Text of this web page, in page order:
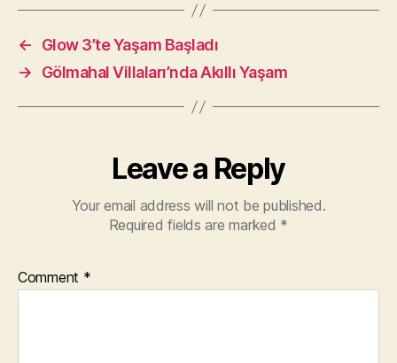
←
Glow 3’te Yaşam Başladı
→
Gölmahal Villaları’nda Akıllı Yaşam
Leave a Reply
Your email address will not be published.
Required fields are marked *
Comment *